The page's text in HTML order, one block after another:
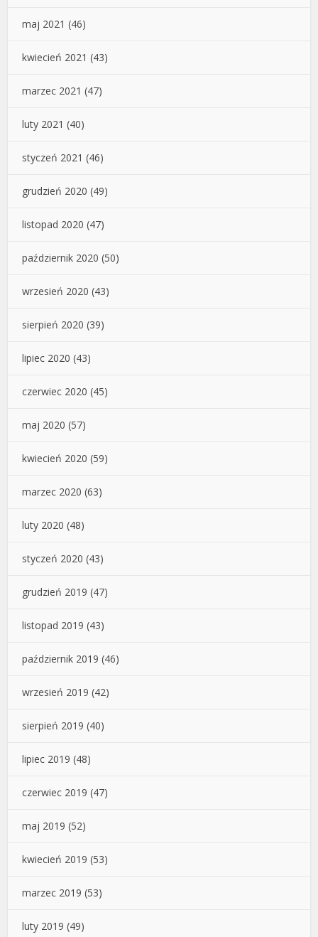
maj 2021 (46)
kwiecień 2021 (43)
marzec 2021 (47)
luty 2021 (40)
styczeń 2021 (46)
grudzień 2020 (49)
listopad 2020 (47)
październik 2020 (50)
wrzesień 2020 (43)
sierpień 2020 (39)
lipiec 2020 (43)
czerwiec 2020 (45)
maj 2020 (57)
kwiecień 2020 (59)
marzec 2020 (63)
luty 2020 (48)
styczeń 2020 (43)
grudzień 2019 (47)
listopad 2019 (43)
październik 2019 (46)
wrzesień 2019 (42)
sierpień 2019 (40)
lipiec 2019 (48)
czerwiec 2019 (47)
maj 2019 (52)
kwiecień 2019 (53)
marzec 2019 (53)
luty 2019 (49)